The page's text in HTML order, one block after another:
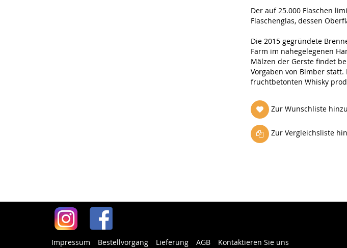
Der auf 25.000 Flaschen
Flaschenglas, dessen
Die 2015 gegründete
Farm im nahegelegenen
Mälzen der Gerste findet
Vorgaben von Bimber
fruchtbetonten Whisky
Zur Wunschliste
Zur Vergleichsliste
Impressum Bestellvorgang Lieferung AGB Kontaktieren Sie uns